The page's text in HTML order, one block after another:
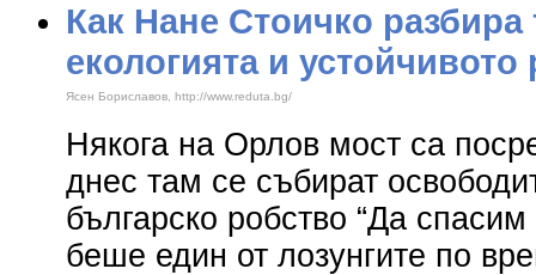
Как Нане Стоичко разбира
екологията и устойчивото
Ясен Бориславов, http://www.reduta.bg/
Някога на Орлов мост са
днес там се събират
българско робство “Да спасим
беше един от лозунгите по